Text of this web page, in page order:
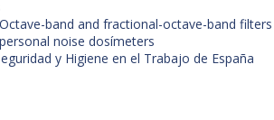
band and fractional-octave-band filters
noise dosímeters
y Higiene en el Trabajo de España